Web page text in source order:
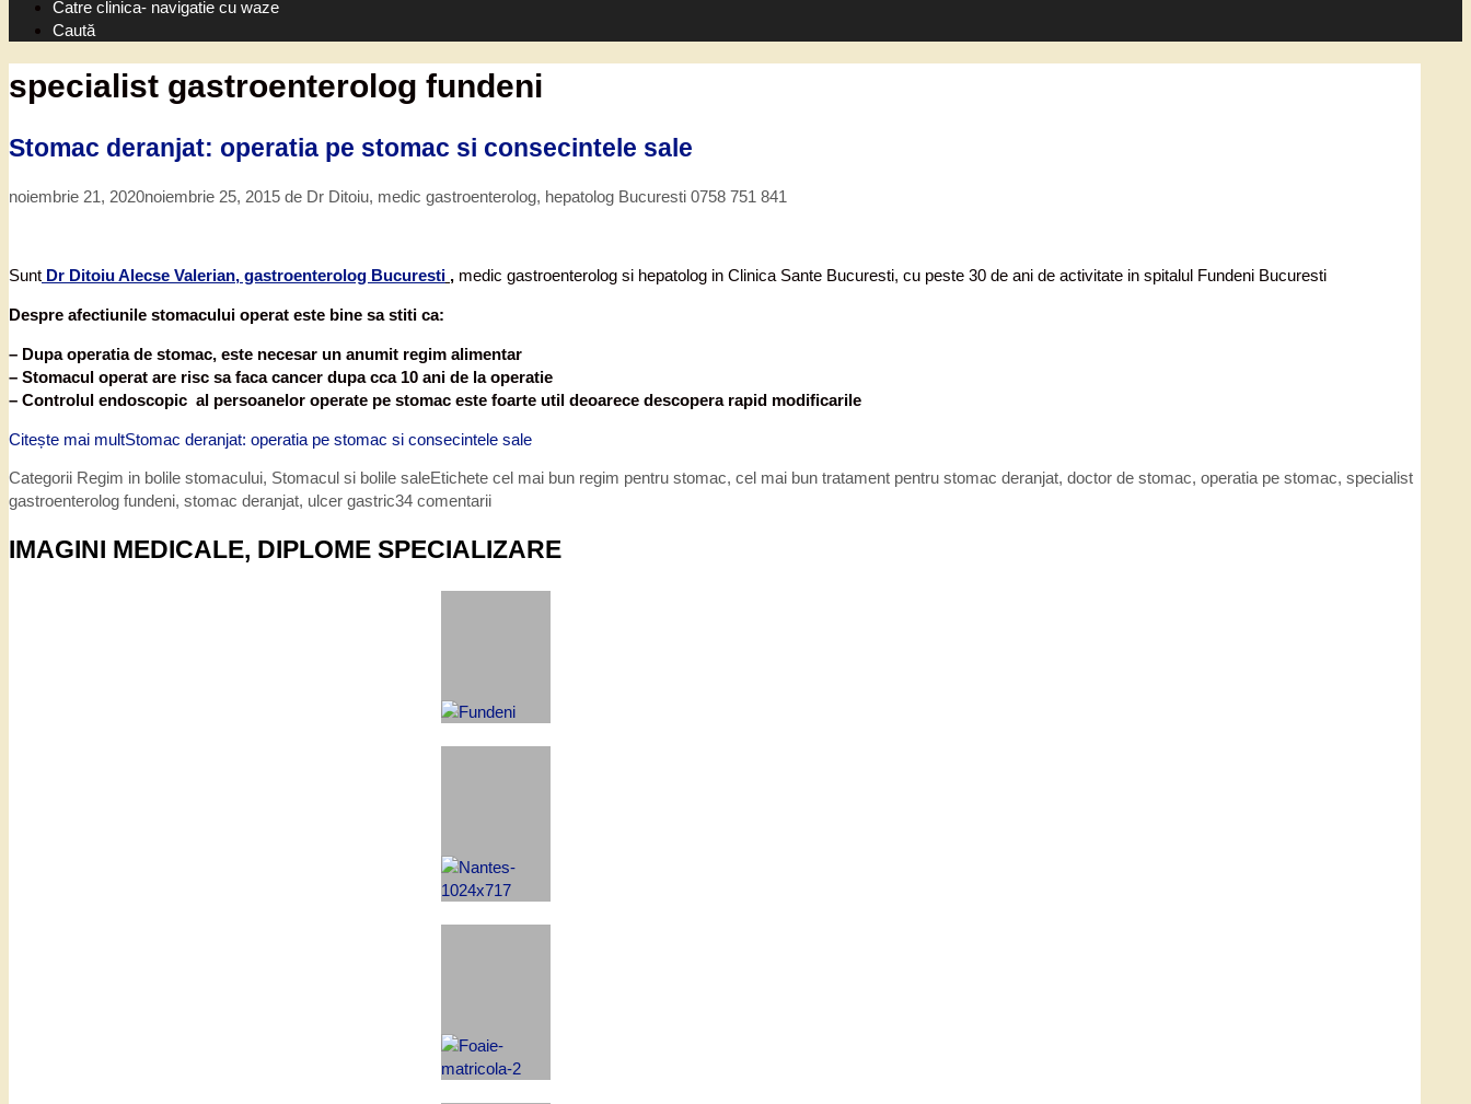
Catre clinica- navigatie cu waze
Caută
specialist gastroenterolog fundeni
Stomac deranjat: operatia pe stomac si consecintele sale
noiembrie 21, 2020noiembrie 25, 2015 de Dr Ditoiu, medic gastroenterolog, hepatolog Bucuresti 0758 751 841
Sunt Dr Ditoiu Alecse Valerian, gastroenterolog Bucuresti , medic gastroenterolog si hepatolog in Clinica Sante Bucuresti, cu peste 30 de ani de activitate in spitalul Fundeni Bucuresti
Despre afectiunile stomacului operat este bine sa stiti ca:
– Dupa operatia de stomac, este necesar un anumit regim alimentar
– Stomacul operat are risc sa faca cancer dupa cca 10 ani de la operatie
– Controlul endoscopic al persoanelor operate pe stomac este foarte util deoarece descopera rapid modificarile
Citește mai multStomac deranjat: operatia pe stomac si consecintele sale
Categorii Regim in bolile stomacului, Stomacul si bolile saleEtichete cel mai bun regim pentru stomac, cel mai bun tratament pentru stomac deranjat, doctor de stomac, operatia pe stomac, specialist
gastroenterolog fundeni, stomac deranjat, ulcer gastric34 comentarii
IMAGINI MEDICALE, DIPLOME SPECIALIZARE